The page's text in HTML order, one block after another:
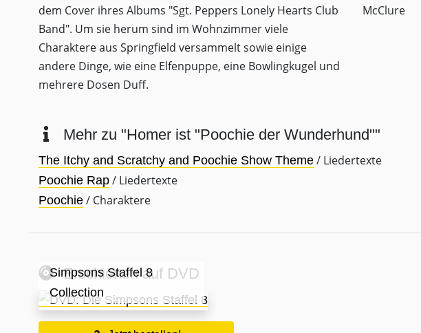
dem Cover ihres Albums "Sgt. Peppers Lonely Hearts Club
Band". Um sie herum sind im Wohnzimmer viele
Charaktere aus Springfield versammelt sowie einige
andere Dinge, wie eine Elfenpuppe, eine Bowlingkugel und
mehrere Dosen Duff.
McClure
Mehr zu "Homer ist "Poochie der Wunderhund""
The Itchy and Scratchy and Poochie Show Theme / Liedertexte
Poochie Rap / Liedertexte
Poochie / Charaktere
Erschienen auf DVD
Simpsons Staffel 8
Collection